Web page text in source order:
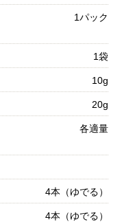
1パック
1袋
10g
20g
各適量
4本（ゆでる）
4本（ゆでる）